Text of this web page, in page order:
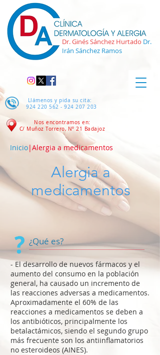
Llámenos y pida su cita:
924 220 562 - 924 207 203
Dr. Ginés Sánchez Hurtado Dr.
Irán Sánchez Ramos
Nos encontramos en:
C/ Muñoz Torrero, Nº 21 Badajoz
Inicio|Alergia a medicamentos
Alergia a
medicamentos
¿Qué es?
- El desarrollo de nuevos fármacos y el
aumento del consumo en la población
general, ha causado un incremento de
las reacciones adversas a medicamentos.
Aproximadamente el 60% de las
reacciones a medicamentos se deben a
los antibióticos, principalmente los
betalactámicos, siendo el segundo grupo
más frecuente son los antiinflamatorios
no esteroideos (AINES).